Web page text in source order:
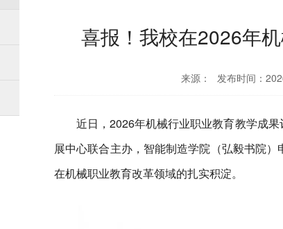
喜报！我校在2026年
来源： 发布时间：
近日，2026年机械行业职业教育教学成
展中心联合主办，智能制造学院（弘毅书院
在机械职业教育改革领域的扎实积淀。